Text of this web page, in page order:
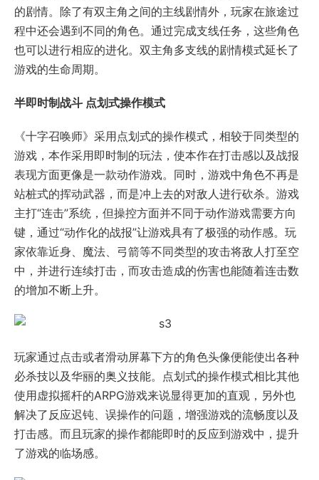
的剧情。除了有双主角之间的主线剧情外，玩家在旅途过
程中还会遇到不同的角色。通过完成支线任务，这些角色
也可以进行相应的进化。双主角多支线的剧情模式延长了
游戏的生命周期。
半即时制战斗 点划式操作模式
《十字召唤师》采用点划式的操作模式，相较于同类型的
游戏，本作采用即时制的玩法，使本作在打击感以及战报
表现方面更像是一款动作游戏。同时，游戏中角色不再是
站桩式的挥动武器，而是冲上去的对敌人进行砍杀。游戏
主打“连击”系统，但操控方面并不同于动作游戏需要方向
键，通过“动作化的战报”让游戏具有了极强的动作感。玩
家依靠近身、魔法、弓箭等不同类型的攻击将敌人打至空
中，并进行连续打击，而攻击造成的伤害也能随着连击数
的增加不断上升。
玩家通过点击或者滑动屏幕下方的角色头像便能使出各种
必杀技以及华丽的奥义技能。点划式的操作模式相比其他
使用虚拟摇杆的ARPG游戏来说显得更加的直观，另外也
解决了反应迟钝、误操作的问题，增强游戏的流畅度以及
打击感。而且玩家的操作都能即时的反应到游戏中，提升
了游戏的临场感。